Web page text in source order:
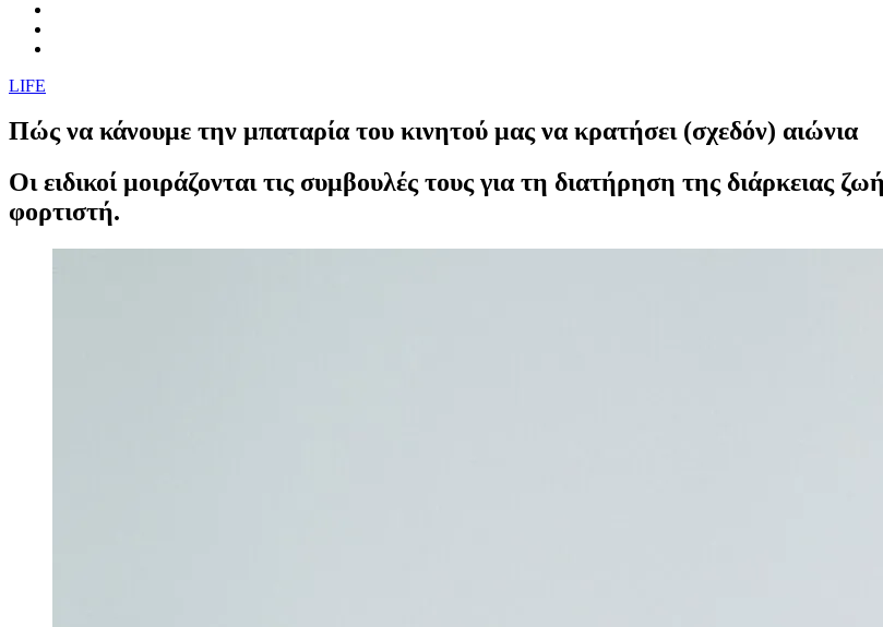
LIFE
Πώς να κάνουμε την μπαταρία του κινητού μας να κρατήσει (σχεδόν) αιώνια
Οι ειδικοί μοιράζονται τις συμβουλές τους για τη διατήρηση της διάρκειας
φορτιστή.